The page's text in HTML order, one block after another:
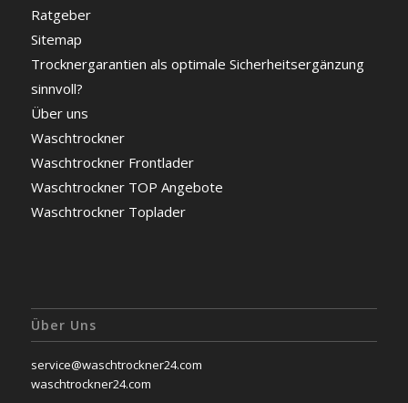
Ratgeber
Sitemap
Trocknergarantien als optimale Sicherheitsergänzung
sinnvoll?
Über uns
Waschtrockner
Waschtrockner Frontlader
Waschtrockner TOP Angebote
Waschtrockner Toplader
Über Uns
service@waschtrockner24.com
waschtrockner24.com